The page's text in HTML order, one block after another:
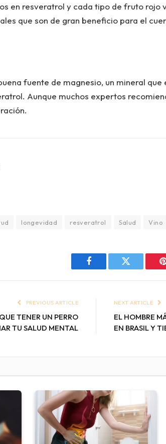
en resveratrol y cada tipo de fruto rojo
que son de gran beneficio para el
fuente de magnesio, un mineral
Aunque muchos expertos
longevidad resveratrol Salud Vino
Facebook Twitter
PREVIOUS ARTICLE
TENER UN PERRO
TU SALUD MENTAL
NEXT ARTICLE
EL HOMBRE
EN BRASIL Y